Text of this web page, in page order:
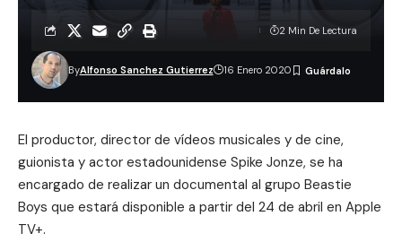
ByAlfonso Sanchez Gutierrez 16 Enero 2020
2 Min De Lectura
El productor, director de vídeos musicales y de cine,
guionista y actor estadounidense Spike Jonze, se ha
encargado de realizar un documental al grupo Beastie
Boys que estará disponible a partir del 24 de abril en Apple
TV+.